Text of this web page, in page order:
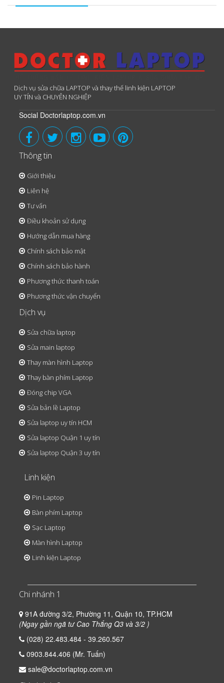
Dịch vụ sửa chữa LAPTOP và thay thế linh kiện LAPTOP
UY TÍN và CHUYÊN NGHIỆP
Social Doctorlaptop.com.vn
Thông tin
Giới thiệu
Liên hệ
Tư vấn
Điều khoản sử dụng
Hướng dẫn mua hàng
Chính sách bảo mật
Chính sách bảo hành
Phương thức thanh toán
Phương thức vận chuyển
Dịch vụ
Sửa chữa laptop
Sửa main laptop
Thay màn hình Laptop
Thay bàn phím Laptop
Đóng chip VGA
Sửa bản lề Laptop
Sửa laptop uy tín HCM
Sửa laptop Quận 1 uy tín
Sửa laptop Quận 3 uy tín
Linh kiện
Pin Laptop
Bàn phím Laptop
Sạc Laptop
Màn hình Laptop
Linh kiện Laptop
Chi nhánh 1
91A đường 3/2, Phường 11, Quận 10, TP.HCM
(Ngay gần ngã tư Cao Thắng Q3 và 3/2 )
(028) 22.483.484 - 39.260.567
0903.844.406 (Mr. Tuấn)
sale@doctorlaptop.com.vn